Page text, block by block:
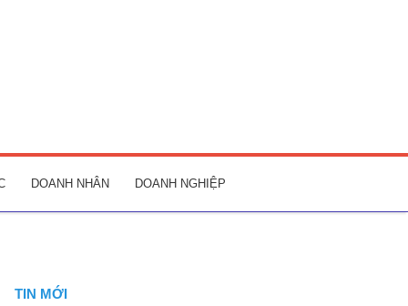
DOANH NHÂN DOANH NGHIỆP
TIN MỚI